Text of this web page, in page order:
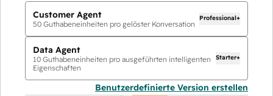
Customer Agent
50 Guthabeneinheiten pro gelöster Konversation
Professional+
Data Agent
10 Guthabeneinheiten pro ausgeführten intelligenten
Eigenschaften
Starter+
Benutzerdefinierte Version erstellen